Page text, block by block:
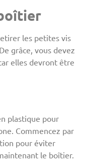
les petites vis
grâce, vous devez
elles devront être
plastique pour
Commencez par
pour éviter
le boîtier.